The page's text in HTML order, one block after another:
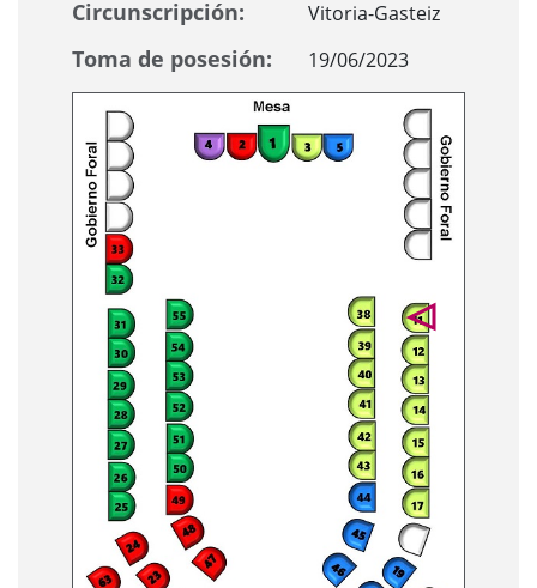
Circunscripción: Vitoria-Gasteiz
Toma de posesión: 19/06/2023